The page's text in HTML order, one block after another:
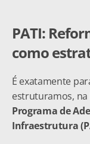
PATI:
como
É exatamente
estruturamos, na
Programa de
Infraestrutura